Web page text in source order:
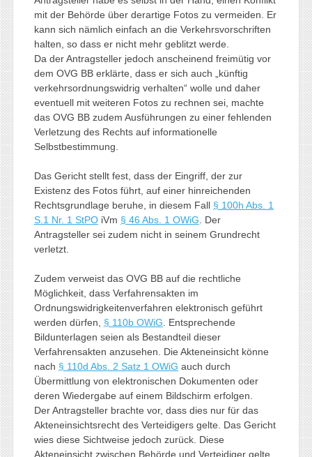
mit der Behörde über derartige Fotos zu vermeiden. Er
kann sich nämlich einfach an die Verkehrsvorschriften
halten, so dass er nicht mehr geblitzt werde.
Da der Antragsteller jedoch anscheinend freimütig vor
dem OVG BB erklärte, dass er sich auch „künftig
verkehrsordnungswidrig verhalten“ wolle und daher
eventuell mit weiteren Fotos zu rechnen sei, machte
das OVG BB zudem Ausführungen zu einer fehlenden
Verletzung des Rechts auf informationelle
Selbstbestimmung.
Das Gericht stellt fest, dass der Eingriff, der zur
Existenz des Fotos führt, auf einer hinreichenden
Rechtsgrundlage beruhe, in diesem Fall § 100h Abs. 1
S.1 Nr. 1 StPOiVm § 46 Abs. 1 OWiG. Der
Antragsteller sei zudem nicht in seinem Grundrecht
verletzt.
Zudem verweist das OVG BB auf die rechtliche
Möglichkeit, dass Verfahrensakten im
Ordnungswidrigkeitenverfahren elektronisch geführt
werden dürfen, § 110b OWiG. Entsprechende
Bildunterlagen seien als Bestandteil dieser
Verfahrensakten anzusehen. Die Akteneinsicht könne
nach § 110d Abs. 2 Satz 1 OWiG auch durch
Übermittlung von elektronischen Dokumenten oder
deren Wiedergabe auf einem Bildschirm erfolgen.
Der Antragsteller brachte vor, dass dies nur für das
Akteneinsichtsrecht des Verteidigers gelte. Das Gericht
wies diese Sichtweise jedoch zurück. Diese
Akteneinsicht zwischen Behörde und Verteidiger gelte